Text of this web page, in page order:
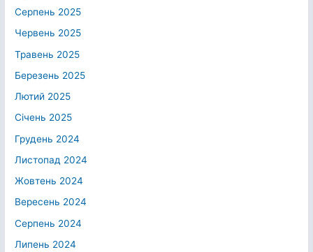
Серпень 2025
Червень 2025
Травень 2025
Березень 2025
Лютий 2025
Січень 2025
Грудень 2024
Листопад 2024
Жовтень 2024
Вересень 2024
Серпень 2024
Липень 2024